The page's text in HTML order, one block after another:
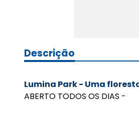
Descrição
Lumina Park - Uma
ABERTO TODOS OS DIAS -